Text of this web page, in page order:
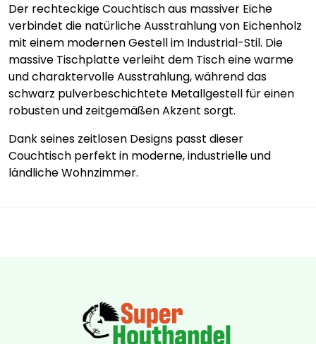
Der rechteckige Couchtisch aus massiver Eiche
verbindet die natürliche Ausstrahlung von Eichenholz
mit einem modernen Gestell im Industrial-Stil. Die
massive Tischplatte verleiht dem Tisch eine warme
und charaktervolle Ausstrahlung, während das
schwarz pulverbeschichtete Metallgestell für einen
robusten und zeitgemäßen Akzent sorgt.
Dank seines zeitlosen Designs passt dieser
Couchtisch perfekt in moderne, industrielle und
ländliche Wohnzimmer.